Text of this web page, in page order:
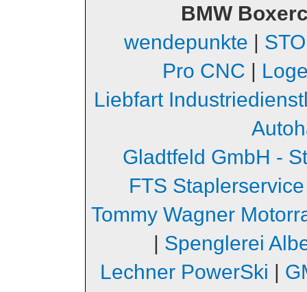
BMW
wendepunkte |
Pro CNC |
Liebfart
Gladtfeld GmbH -
FTS Staplerservice
Tommy Wagner
| Spenglerei
Lechner PowerSki |